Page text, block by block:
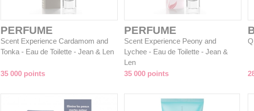
PERFUME
Scent Experience Cardamom and
Tonka - Eau de Toilette - Jean & Len
35 000 points
PERFUME
Scent Experience Peony and
Lychee - Eau de Toilette - Jean &
Len
35 000 points